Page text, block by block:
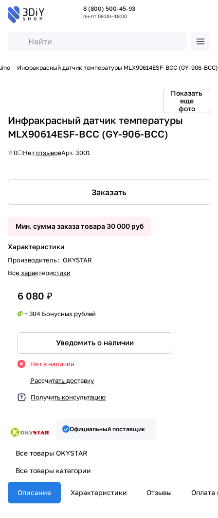
8 (800) 500-45-93
пн-пт 09:00—18:00
Инфракрасный датчик температуры MLX90614ESF-BCC (GY-906-BCC)
Показать
еще
фото
Инфракрасный датчик температуры
MLX90614ESF-BCC (GY-906-BCC)
0 Нет отзывовАрт. 3001
Заказать
Мин. сумма заказа товара 30 000 руб
Характеристики
Производитель: OKYSTAR
Все характеристики
6 080 ₽
+ 304 Бонусных рублей
Уведомить о наличии
Нет в наличии
Рассчитать доставку
Получить консультацию
Официальный поставщик
Все товары OKYSTAR
Все товары категории
Описание Характеристики Отзывы Оплата